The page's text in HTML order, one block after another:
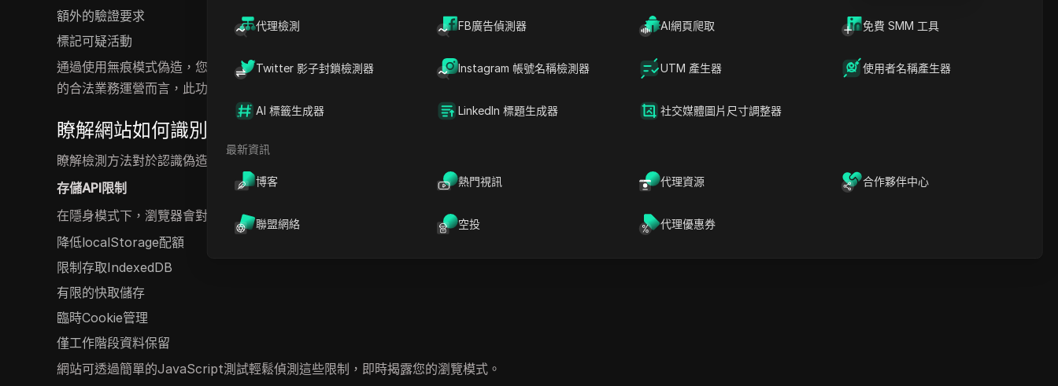
代理檢測 FB廣告偵測器 AI網頁爬取 免費 SMM 工具
Twitter 影子封鎖檢測器 Instagram 帳號名稱檢測器 UTM 產生器 使用者名稱產生器
AI 標籤生成器 LinkedIn 標題生成器 社交媒體圖片尺寸調整器
最新資訊
博客 熱門視訊 代理資源 合作夥伴中心
聯盟網絡 空投 代理優惠券
額外的驗證要求
標記可疑活動
通過使用無痕模式偽造，您可以消除這些檢測點，使您的私密會話與常規瀏覽無從區分。對於需要隱私且不觸發不必要安全協議
的合法業務運營而言，此功能至關重要。DICloak確保您的在線活動保持隱蔽和安全。
瞭解網站如何識別無痕模式
瞭解檢測方法對於認識偽造的必要性至關重要。網站採用各種技術策略來識別私密瀏覽會話。
存儲API限制
在隱身模式下，瀏覽器會對儲存功能施加限制：
降低localStorage配額
限制存取IndexedDB
有限的快取儲存
臨時Cookie管理
僅工作階段資料保留
網站可透過簡單的JavaScript測試輕鬆偵測這些限制，即時揭露您的瀏覽模式。
隱身模式偵測技術的演進
重要見解與亮點
常見問題
號封禁，安全管理多帳號